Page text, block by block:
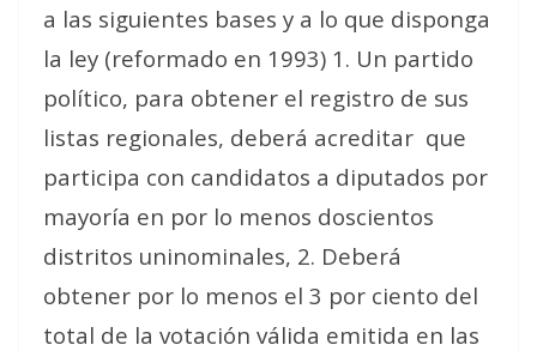
a las siguientes bases y a lo que disponga
la ley (reformado en 1993) 1. Un partido
político, para obtener el registro de sus
listas regionales, deberá acreditar que
participa con candidatos a diputados por
mayoría en por lo menos doscientos
distritos uninominales, 2. Deberá
obtener por lo menos el 3 por ciento del
total de la votación válida emitida en las